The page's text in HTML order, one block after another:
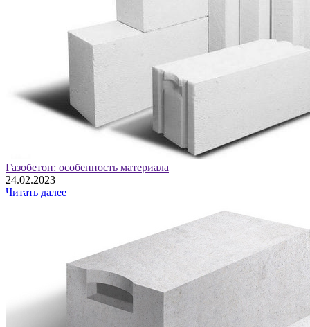
Газобетон: особенность материала
24.02.2023
Читать далее